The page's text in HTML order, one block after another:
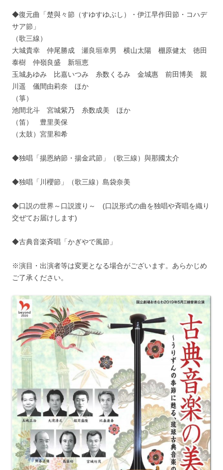
◆復元曲「楚與々節（すゆすゆぶし）・伊江早作田節・コハデ
サア節」
（歌三線）
大城貴幸 仲尾勝成 瀬良垣幸男 横山太陽 棚原健太 徳田
泰樹 仲嶺良盛 新垣恵
玉城あゆみ 比嘉いつみ 糸数くるみ 金城惠 前田博美 親
川遥 儀間由莉奈 ほか
（箏）
池間北斗 宮城紫乃 糸数成美 ほか
（笛） 豊里美保
（太鼓）宮里和希
◆独唱「揚恩納節・揚金武節」（歌三線）與那國太介
◆独唱「川櫻節」（歌三線）島袋奈美
◆口説の世界～口説渡り～ (口説形式の曲を独唱や斉唱を織り
交ぜてお届けします)
◆古典音楽斉唱「かぎやで風節」
※演目・出演者等は変更となる場合がございます。あらかじめ
ご了承ください。